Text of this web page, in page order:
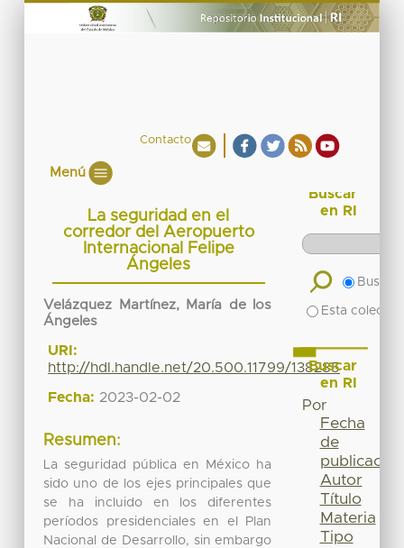
Contacto
Menú
La seguridad en el
corredor del Aeropuerto
Internacional Felipe
Ángeles
Velázquez Martínez, María de los
Ángeles
URI:
http://hdl.handle.net/20.500.11799/138285
Fecha: 2023-02-02
Resumen:
La seguridad pública en México ha
sido uno de los ejes principales que
se ha incluido en los diferentes
períodos presidenciales en el Plan
Nacional de Desarrollo, sin embargo
Buscar
en RI
Buscar
Esta
Buscar
en RI
Por
Fecha
de
publicación
Autor
Título
Materia
Tipo